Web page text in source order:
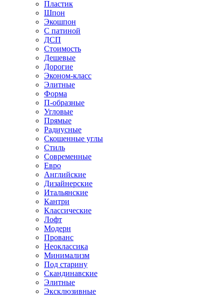
Пластик
Шпон
Экошпон
С патиной
ДСП
Стоимость
Дешевые
Дорогие
Эконом-класс
Элитные
Форма
П-образные
Угловые
Прямые
Радиусные
Скошенные углы
Стиль
Современные
Евро
Английские
Дизайнерские
Итальянские
Кантри
Классические
Лофт
Модерн
Прованс
Неоклассика
Минимализм
Под старину
Скандинавские
Элитные
Эксклюзивные